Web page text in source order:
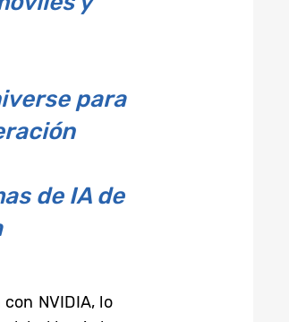
para
de IA de
NVIDIA, lo